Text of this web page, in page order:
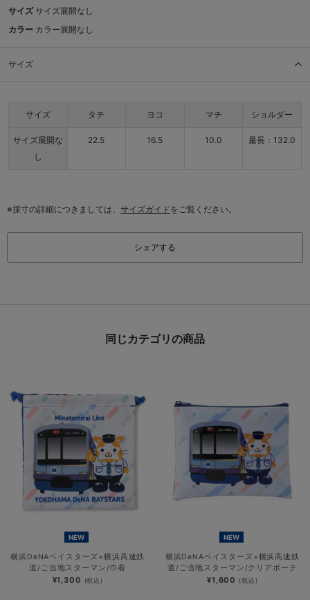
サイズ サイズ展開なし
カラー カラー展開なし
サイズ
サイズ タテ ヨコ マチ ショルダー
サイズ展開な
し
22.5 16.5 10.0 最長：132.0
※採寸の詳細につきましては、 サイズガイドをご覧ください。
シェアする
同じカテゴリの商品
NEW
横浜DeNAベイスターズ×横浜高速鉄
道/ご当地スターマン/巾着
¥1,300 (税込)
NEW
横浜DeNAベイスターズ×横浜高速鉄
道/ご当地スターマン/クリアポーチ
¥1,600 (税込)